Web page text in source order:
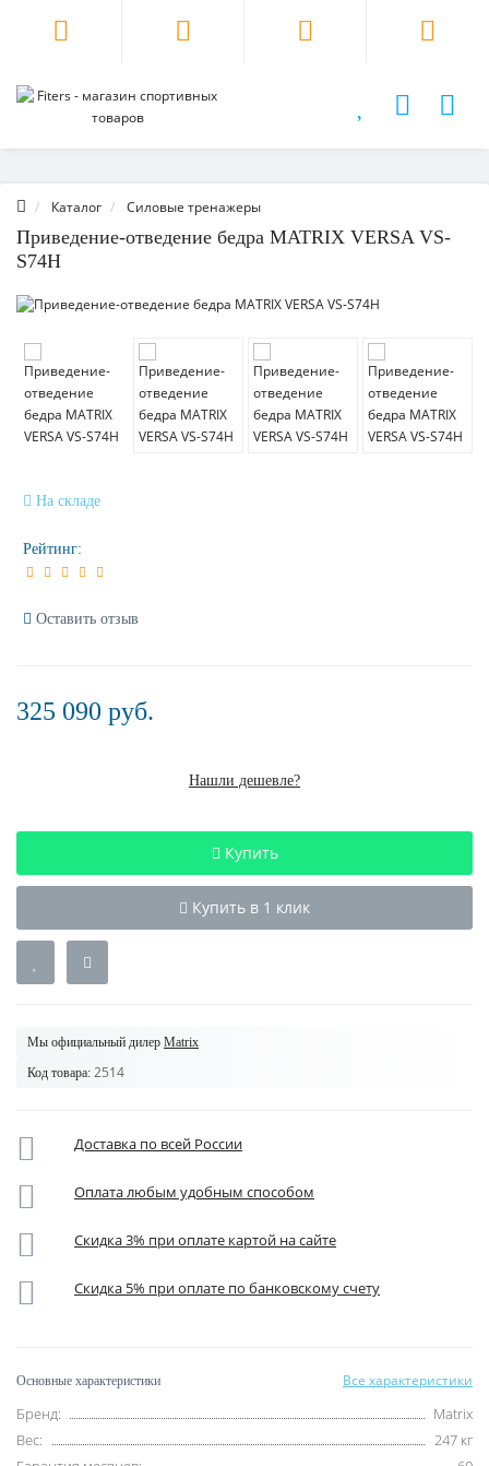
Каталог Силовые тренажеры
Приведение-отведение бедра MATRIX VERSA VS-
S74H
На складе
Рейтинг:
Оставить отзыв
325 090 руб.
Нашли дешевле?
Купить
Купить в 1 клик
Мы официальный дилер Matrix
Код товара: 2514
Доставка по всей России
Оплата любым удобным способом
Скидка 3% при оплате картой на сайте
Скидка 5% при оплате по банковскому счету
Основные характеристики Все характеристики
Бренд:
Matrix
Вес:
247 кг